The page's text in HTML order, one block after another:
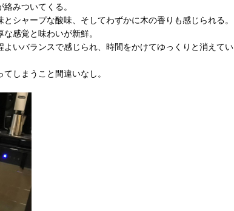
みついてくる。
シャープな酸味、そしてわずかに木の香りも感じられる。
感覚と味わいが新鮮。
いバランスで感じられ、時間をかけてゆっくりと消えてい
しまうこと間違いなし。